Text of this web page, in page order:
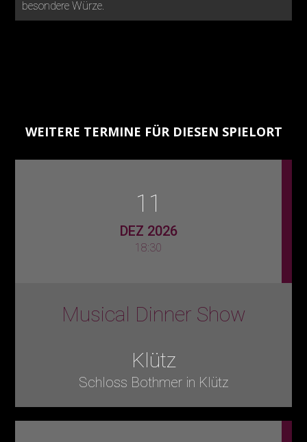
besondere Würze.
WEITERE TERMINE FÜR DIESEN SPIELORT
11
DEZ 2026
18:30
Musical Dinner Show
Klütz
Schloss Bothmer in Klütz